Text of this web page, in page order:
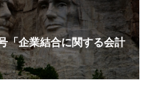
「企業結合に関する会計